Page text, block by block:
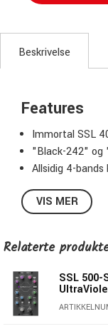
Beskrivelse
Features
Immortal SSL
"Black-242" og
Allsidig 4-bands
Bell-kurve
Fullt
VIS MER
Relaterte
SSL 500-